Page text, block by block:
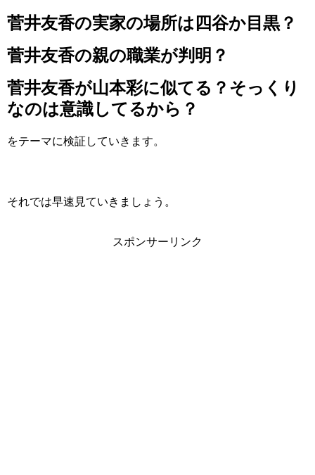
菅井友香の実家の場所は四谷か目黒？
菅井友香の親の職業が判明？
菅井友香が山本彩に似てる？そっくり
なのは意識してるから？
をテーマに検証していきます。
それでは早速見ていきましょう。
スポンサーリンク